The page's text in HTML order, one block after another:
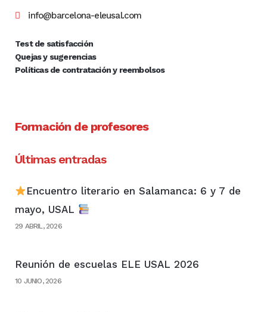
info@barcelona-eleusal.com
Test de satisfacción
Quejas y sugerencias
Políticas de contratación y reembolsos
Formación de profesores
Últimas entradas
Encuentro literario en Salamanca: 6 y 7 de
mayo, USAL
29 ABRIL, 2026
Reunión de escuelas ELE USAL 2026
10 JUNIO, 2026